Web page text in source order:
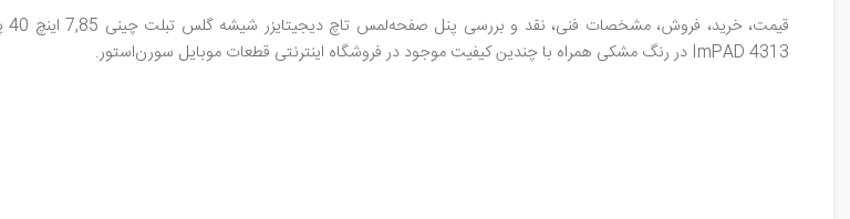
قیمت، خرید، فروش، مشخصات فنی، نقد و بررسی پنل صفحه‌لمس تاچ دیجیتایزر شیشه گلس تبلت چینی
ImPAD 4313 در رنگ مشکی همراه با چندین کیفیت موجود در فروشگاه اینترنتی قطعات ‌موبایل سورن‌استور.